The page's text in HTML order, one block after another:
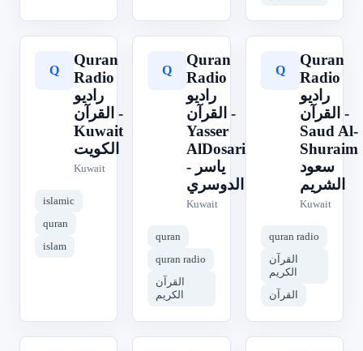
Q
Quran
Radio
راديو
القرآن -
Kuwait
الكويت
Kuwait
islamic
quran
islam
Q
Quran
Radio
راديو
القرآن -
Yasser
AlDosari
- ياسر
الدوسري
Kuwait
quran
quran radio
القرآن
الكريم
Q
Quran
Radio
راديو
القرآن -
Saud Al-
Shuraim
سعود
الشريم
Kuwait
quran radio
القرآن
الكريم
القرآن